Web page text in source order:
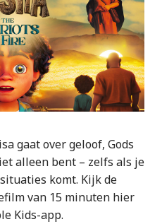
gaat over geloof, Gods
alleen bent – zelfs als je
komt. Kijk de
van 15 minuten hier
Kids-app.